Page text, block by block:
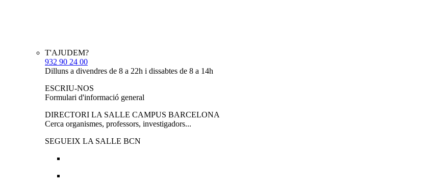
T'AJUDEM?
932 90 24 00
Dilluns a divendres de 8 a 22h i dissabtes de 8 a 14h
ESCRIU-NOS
Formulari d'informació general
DIRECTORI LA SALLE CAMPUS BARCELONA
Cerca organismes, professors, investigadors...
SEGUEIX LA SALLE BCN